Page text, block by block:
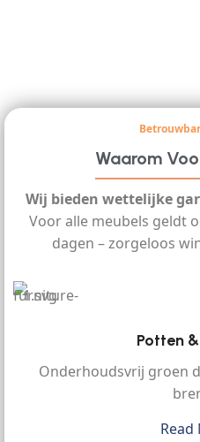
Waarom
Wij bieden wettelijke
Voor alle meubels geldt
dagen – zorgeloos
Potten
Onderhoudsvrij groen